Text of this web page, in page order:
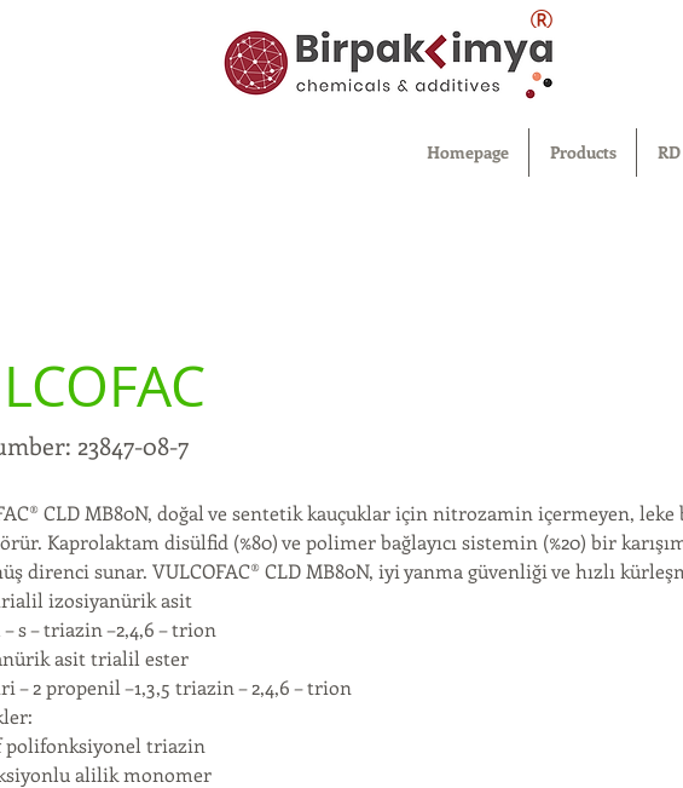
®
Homepage Products
23847-08-7
CLD MB80N, doğal ve sentetik kauçuklar için nitrozamin içermeyen, leke
Kaprolaktam disülfid (%80) ve polimer bağlayıcı sistemin (%20) bir
direnci sunar. VULCOFAC® CLD MB80N, iyi yanma güvenliği ve hızlı
trialil izosiyanürik asit
s – triazin –2,4,6 – trion
asit trialil ester
– 2 propenil –1,3,5 triazin – 2,4,6 – trion
polifonksiyonel triazin
alilik monomer